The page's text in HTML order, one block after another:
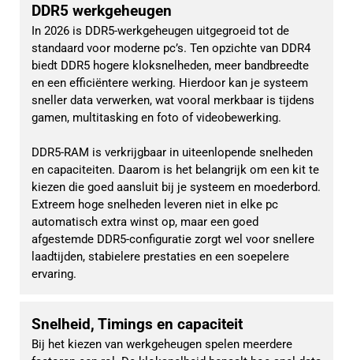
DDR5 werkgeheugen
In 2026 is DDR5-werkgeheugen uitgegroeid tot de
standaard voor moderne pc’s. Ten opzichte van DDR4
biedt DDR5 hogere kloksnelheden, meer bandbreedte
en een efficiëntere werking. Hierdoor kan je systeem
sneller data verwerken, wat vooral merkbaar is tijdens
gamen, multitasking en foto of videobewerking.
DDR5-RAM is verkrijgbaar in uiteenlopende snelheden
en capaciteiten. Daarom is het belangrijk om een kit te
kiezen die goed aansluit bij je systeem en moederbord.
Extreem hoge snelheden leveren niet in elke pc
automatisch extra winst op, maar een goed
afgestemde DDR5-configuratie zorgt wel voor snellere
laadtijden, stabielere prestaties en een soepelere
ervaring.
Snelheid, Timings en capaciteit
Bij het kiezen van werkgeheugen spelen meerdere